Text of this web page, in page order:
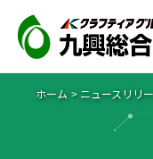
ホーム ニュースリリ